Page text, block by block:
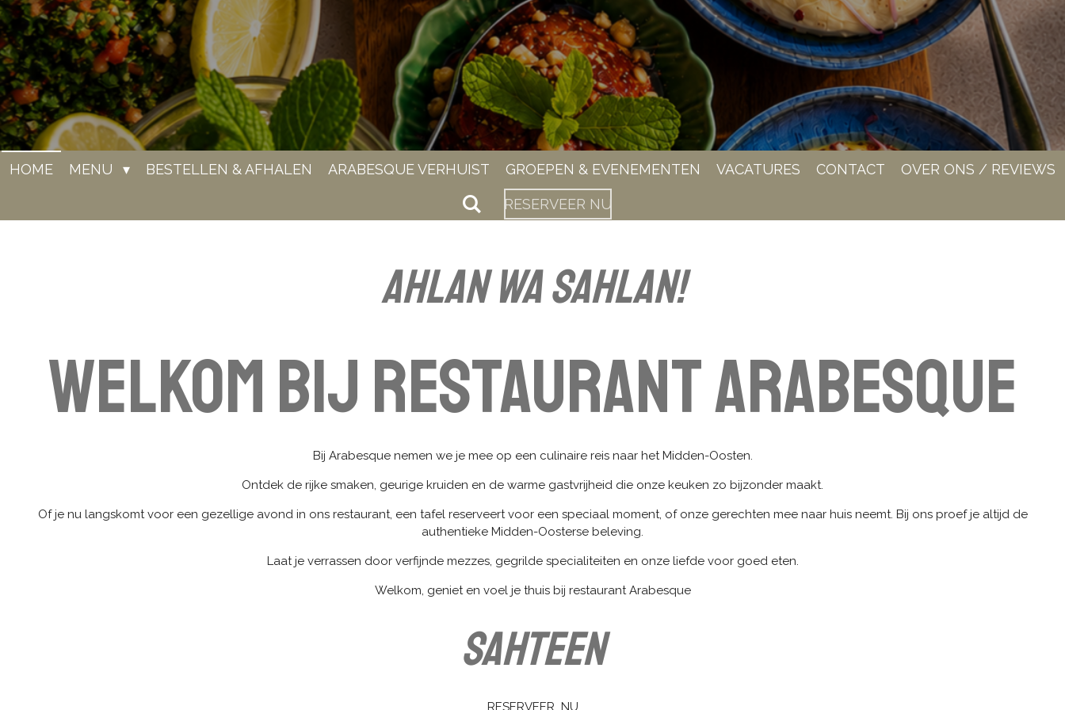
HOME MENU BESTELLEN & AFHALEN ARABESQUE VERHUIST GROEPEN & EVENEMENTEN VACATURES CONTACT OVER ONS / REVIEWS
RESERVEER NU
Ahlan wa sahlan!
Welkom bij Restaurant Arabesque
Bij Arabesque nemen we je mee op een culinaire reis naar het Midden-Oosten.
Ontdek de rijke smaken, geurige kruiden en de warme gastvrijheid die onze keuken zo bijzonder maakt.
Of je nu langskomt voor een gezellige avond in ons restaurant, een tafel reserveert voor een speciaal moment, of onze gerechten mee naar huis neemt. Bij ons proef je altijd de
authentieke Midden-Oosterse beleving.
Laat je verrassen door verfijnde mezzes, gegrilde specialiteiten en onze liefde voor goed eten.
Welkom, geniet en voel je thuis bij restaurant Arabesque
Sahteen
RESERVEER NU